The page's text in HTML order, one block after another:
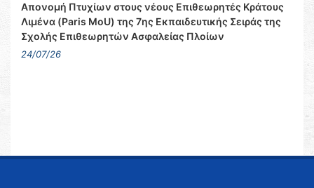
Απονομή Πτυχίων στους νέους Επιθεωρητές Κράτους
Λιμένα (Paris MoU) της 7ης Εκπαιδευτικής Σειράς της
Σχολής Επιθεωρητών Ασφαλείας Πλοίων
24/07/26